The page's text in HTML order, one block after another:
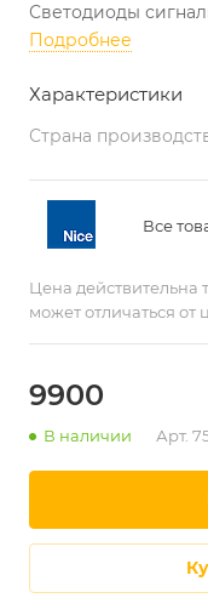
Светодиоды
Подробнее
Характеристики
Страна
Все
Цена действительна
может отличаться
9900
В наличии Арт.